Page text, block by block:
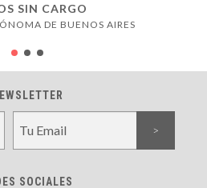
SIN CARGO
DE BUENOS AIRES
SOCIALES